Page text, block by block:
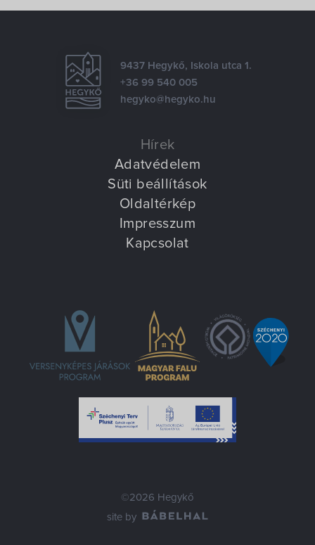
9437 Hegykő, Iskola utca 1.
+36 99 540 005
hegyko@hegyko.hu
Hírek
Adatvédelem
Süti beállítások
Oldaltérkép
Impresszum
Kapcsolat
©2026 Hegykő
site by